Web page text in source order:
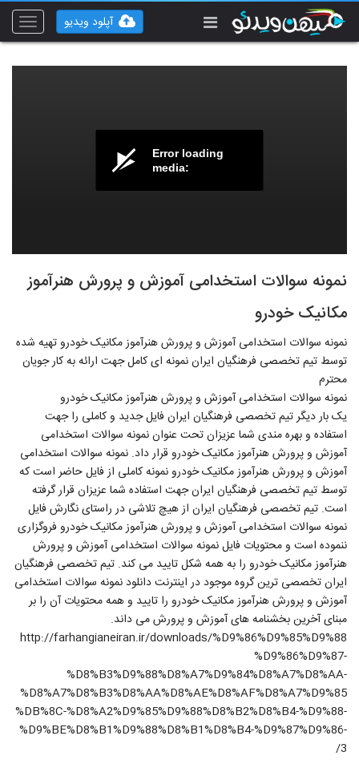
Toggle
آپلود ویدیو
Error loading
media:
نمونه سوالات استخدامی آموزش و پرورش هنرآموز
مکانیک خودرو
نمونه سوالات استخدامی آموزش و پرورش هنرآموز مکانیک خودرو تهیه شده
توسط تیم تخصصی فرهنگیان ایران نمونه ای کامل جهت ارائه به کار جویان
محترم
نمونه سوالات استخدامی آموزش و پرورش هنرآموز مکانیک خودرو
یک بار دیگر تیم تخصصی فرهنگیان ایران فایل جدید و کاملی را جهت
استفاده و بهره مندی شما عزیزان تحت عنوان نمونه سوالات استخدامی
آموزش و پرورش هنرآموز مکانیک خودرو قرار داد. نمونه سوالات استخدامی
آموزش و پرورش هنرآموز مکانیک خودرو نمونه کاملی از فایل حاضر است که
توسط تیم تخصصی فرهنگیان ایران جهت استفاده شما عزیزان قرار گرفته
است. تیم تخصصی فرهنگیان ایران از هیچ تلاشی در راستای نگارش فایل
نمونه سوالات استخدامی آموزش و پرورش هنرآموز مکانیک خودرو فروگزاری
ننموده است و محتویات فایل نمونه سوالات استخدامی آموزش و پرورش
هنرآموز مکانیک خودرو را به همه شکل تایید می کند. تیم تخصصی فرهنگیان
ایران تخصصی ترین گروه موجود در اینترنت دانلود نمونه سوالات استخدامی
آموزش و پرورش هنرآموز مکانیک خودرو را تایید و همه محتویات آن را بر
مبنای آخرین بخشنامه های آموزش و پرورش می داند.
http://farhangianeiran.ir/downloads/%D9%86%D9%85%D9%88
%D9%86%D9%87-
%D8%B3%D9%88%D8%A7%D9%84%D8%A7%D8%AA-
%D8%A7%D8%B3%D8%AA%D8%AE%D8%AF%D8%A7%D9%85
%DB%8C-%D8%A2%D9%85%D9%88%D8%B2%D8%B4-%D9%88-
%D9%BE%D8%B1%D9%88%D8%B1%D8%B4-%D9%87%D9%86-
3/